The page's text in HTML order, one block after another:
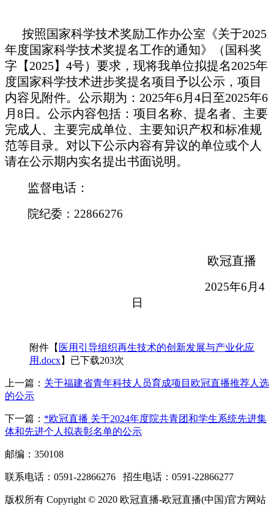
按照国家科学技术奖励工作办公室《关于2025
年度国家科学技术奖提名工作的通知》（国科奖
字【2025】4号）要求，现将我单位拟提名2025年
度国家科学技术进步奖提名项目予以公示， 项目
内容见附件。 公示期为：2025年6月4日至2025年6
月8日。公示内容包括：项目名称、提名者、主要
完成人、主要完成单位、主要知识产权和标准规
范等目录。对以下公示内容有异议的单位或个人
请在公示期内实名提出书面说明。
监督电话：
院纪委： 22866276
欧冠直播
2025年6月4
日
附件【 医用引导组织再生技术的创新发展与产业化应
用.docx】已下载203次
上一篇： 关于福建省青年科技人员育成项目欧冠直播推荐人选
的公示
下一篇： *欧冠直播 关于2024年度院共青团和学生系统先进集
体和先进个人拟表彰名单的公示
邮编：350108
联系电话：0591-22866276 招生电话：0591-22866277
版权所有 Copyright © 2020 欧冠直播-欧冠直播(中国)官方网站